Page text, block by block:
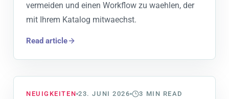
vermeiden und einen Workflow zu waehlen, der
mit Ihrem Katalog mitwaechst.
Read article
NEUIGKEITEN 23. JUNI 2026 3 MIN READ